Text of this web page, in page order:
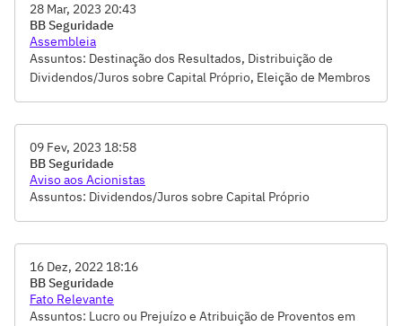
Financeiras
28 Mar, 2023 20:43
BB Seguridade
Assembleia
Assuntos: Destinação dos Resultados, Distribuição de
Dividendos/Juros sobre Capital Próprio, Eleição de Membros
Financeiras
09 Fev, 2023 18:58
BB Seguridade
Aviso aos Acionistas
Assuntos: Dividendos/Juros sobre Capital Próprio
16 Dez, 2022 18:16
BB Seguridade
Fato Relevante
Assuntos: Lucro ou Prejuízo e Atribuição de Proventos em